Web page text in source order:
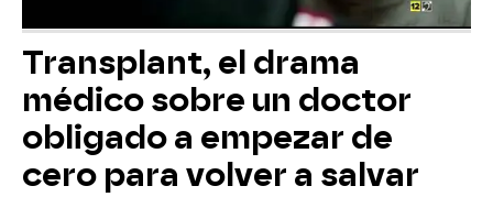
Transplant, el drama
médico sobre un doctor
obligado a empezar de
cero para volver a salvar